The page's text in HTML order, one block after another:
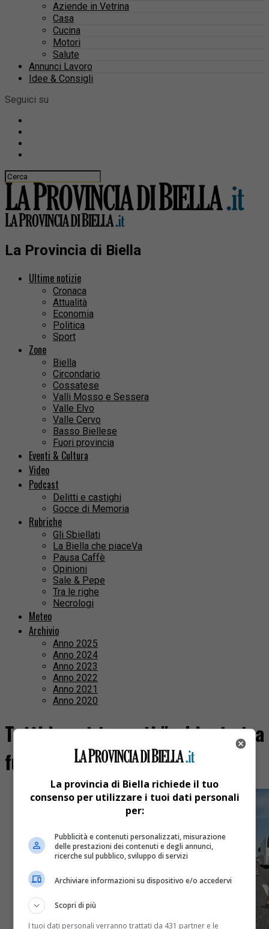
Aziende in Vetrina
Casa
Cucina
Motori
Salute
Annunci Lavoro
Idee & Consigli
Seguici su
La Provincia di Biella
Ultime notizie
Cronaca
Attualità
Economia
Politica
Sport
Zone
Biella
Circondario
Cossatese
Valli Mosso e Sessera
Valle Elvo
Valle Cervo
Basso Biellese
Fuori provincia
Eventi & Cultura
Video
Podcast
Delitti e castighi
Gocce di Memoria
Rubriche
Gli Sbiellati
La Biella che piaceVa
Pausa Caffè
Opinioni
Sale & Pepe
Tra le righe
Necrologi
Meteo
Archivio
Anno 2025
Anno 2024
Anno 2023
Anno 2022
Anno 2021
Anno 2020
Tutti i post taggati "schianto tra
furgone e camion"
La provincia di Biella richiede il tuo
consenso per utilizzare i tuoi dati personali
per:
Pubblicità e contenuti personalizzati, misurazione
delle prestazioni dei contenuti e degli annunci,
ricerche sul pubblico, sviluppo di servizi
Archiviare informazioni su dispositivo e/o accedervi
Scopri di più
I tuoi dati personali verranno trattati da 431 partner e le